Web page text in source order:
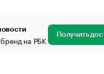
на РБК Получить